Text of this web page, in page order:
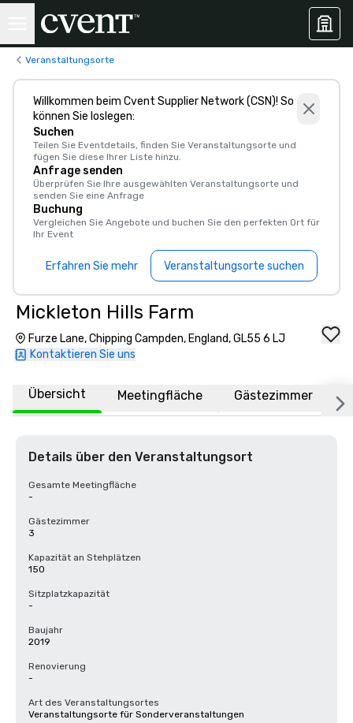
Veranstaltungsorte
Willkommen beim Cvent Supplier Network (CSN)! So
können Sie loslegen:
Suchen
Teilen Sie Eventdetails, finden Sie Veranstaltungsorte und
fügen Sie diese Ihrer Liste hinzu.
Anfrage senden
Überprüfen Sie Ihre ausgewählten Veranstaltungsorte und
senden Sie eine Anfrage
Buchung
Vergleichen Sie Angebote und buchen Sie den perfekten Ort für
Ihr Event
Erfahren Sie mehr Veranstaltungsorte suchen
Mickleton Hills Farm
Furze Lane, Chipping Campden, England, GL55 6 LJ
Kontaktieren Sie uns
Übersicht Meetingfläche Gästezimmer
Details über den Veranstaltungsort
Gesamte Meetingfläche
-
Gästezimmer
3
Kapazität an Stehplätzen
150
Sitzplatzkapazität
-
Baujahr
2019
Renovierung
-
Art des Veranstaltungsortes
Veranstaltungsorte für Sonderveranstaltungen